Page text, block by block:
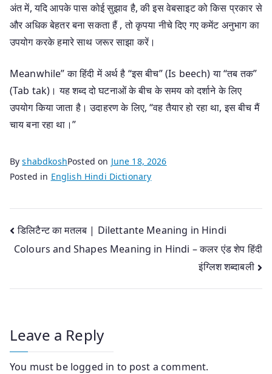
अंत में, यदि आपके पास कोई सुझाव है, की इस वेबसाइट को किस प्रकार से
और अधिक बेहतर बना सकता हैं , तो कृपया नीचे दिए गए कमेंट अनुभाग का
उपयोग करके हमारे साथ जरूर साझा करें।
Meanwhile” का हिंदी में अर्थ है “इस बीच” (Is beech) या “तब तक”
(Tab tak)। यह शब्द दो घटनाओं के बीच के समय को दर्शाने के लिए
उपयोग किया जाता है। उदाहरण के लिए, “वह तैयार हो रहा था, इस बीच मैं
चाय बना रहा था।”
ByshabdkoshPosted on June 18, 2026
Posted in English Hindi Dictionary
Post
navigation
डिलिटैन्ट का मतलब | Dilettante Meaning in Hindi
Colours and Shapes Meaning in Hindi – कलर एंड शेप हिंदी
इंग्लिश शब्‍दाबली
Leave a Reply
You must be logged in to post a comment.